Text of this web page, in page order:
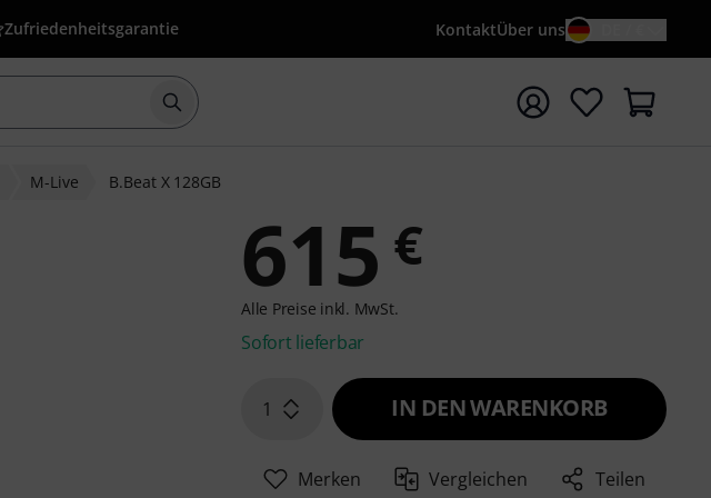
Zufriedenheitsgarantie KontaktÜber uns
Suche mit Suchwort {searchTerm} starten
M-Live B.Beat X 128GB
615 €
Alle Preise inkl. MwSt.
Sofort lieferbar
1 IN DEN WARENKORB
Merken Vergleichen Teilen